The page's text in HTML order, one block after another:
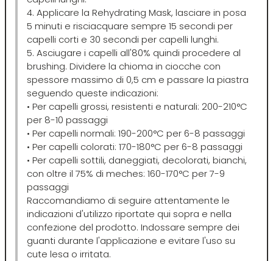
Susan Darnell
TecnoTurbo
Tek
Termix
Tondeo
Uppercut
4. Applicare la Rehydrating Mask, lasciare in posa
5 minuti e risciacquare sempre 15 secondi per
capelli corti e 30 secondi per capelli lunghi.
5. Asciugare i capelli all'80% quindi procedere al
brushing. Dividere la chioma in ciocche con
spessore massimo di 0,5 cm e passare la piastra
seguendo queste indicazioni:
• Per capelli grossi, resistenti e naturali: 200-210°C
per 8-10 passaggi
• Per capelli normali: 190-200°C per 6-8 passaggi
• Per capelli colorati: 170-180°C per 6-8 passaggi
• Per capelli sottili, daneggiati, decolorati, bianchi,
con oltre il 75% di meches: 160-170°C per 7-9
passaggi
Raccomandiamo di seguire attentamente le
indicazioni d'utilizzo riportate qui sopra e nella
confezione del prodotto. Indossare sempre dei
guanti durante l'applicazione e evitare l'uso su
cute lesa o irritata.